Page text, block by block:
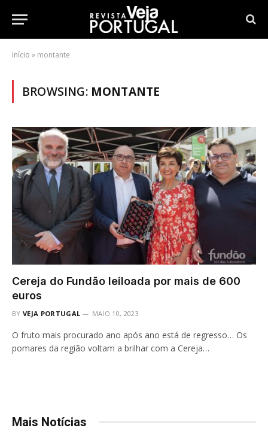
Início » montante
BROWSING: MONTANTE
Cereja do Fundão leiloada por mais de 600
euros
BY VEJA PORTUGAL MAIO 10, 2023
O fruto mais procurado ano após ano está de regresso… Os
pomares da região voltam a brilhar com a Cereja…
Mais Notícias